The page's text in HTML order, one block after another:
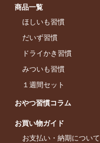
商品一覧
ほしいも習慣
だいず習慣
ドライかき習慣
みついも習慣
１週間セット
おやつ習慣コラム
お買い物ガイド
お支払い・納期について